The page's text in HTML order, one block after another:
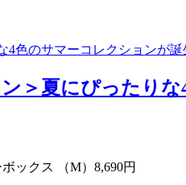
色のサマーコレクションが
＞夏にぴったり
ックス （M）8,690円